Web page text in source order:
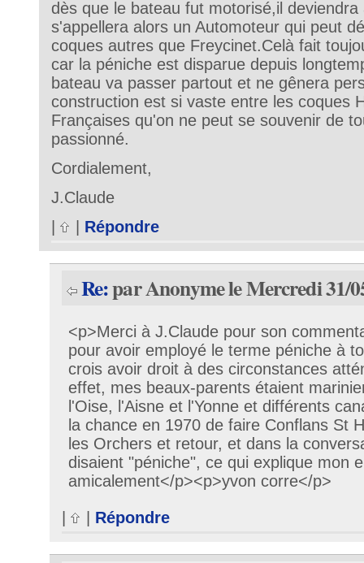
dès que le bateau fut motorisé,il
s'appellera alors un Automoteur qui peut
coques autres que Freycinet.Celà fait
car la péniche est disparue depuis
bateau va passer partout et ne gênera
construction est si vaste entre les coques
Françaises qu'on ne peut se souvenir de
passionné.
Cordialement,
J.Claude
Répondre
Re:par Anonyme le Mercredi 31/
<p>Merci à J.Claude pour son
pour avoir employé le terme péniche à
crois avoir droit à des circonstances
effet, mes beaux-parents étaient
l'Oise, l'Aisne et l'Yonne et différents
la chance en 1970 de faire Conflans St
les Orchers et retour, et dans la
disaient "péniche", ce qui explique mon
amicalement</p><p>yvon corre</p>
Répondre